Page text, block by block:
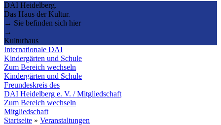
DAI Heidelberg.
Das Haus der Kultur.
→ Sie befinden sich hier
→
Kulturhaus
Internationale DAI
Kindergärten und Schule
Zum Bereich wechseln
Kindergärten und Schule
Freundeskreis des
DAI Heidelberg e. V. / Mitgliedschaft
Zum Bereich wechseln
Mitgliedschaft
Startseite » Veranstaltungen